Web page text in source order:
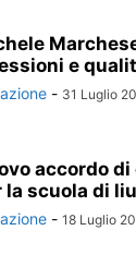
e
- 31 Luglio
accordo
la scuola di
- 18 Luglio